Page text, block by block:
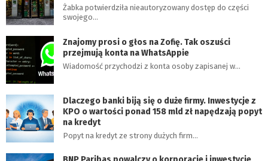
Żabka potwierdziła nieautoryzowany dostęp do części
swojego…
Znajomy prosi o głos na Zofię. Tak oszuści
przejmują konta na WhatsAppie
Wiadomość przychodzi z konta osoby zapisanej w…
Dlaczego banki biją się o duże firmy. Inwestycje z
KPO o wartości ponad 158 mld zł napędzają popyt
na kredyt
Popyt na kredyt ze strony dużych firm…